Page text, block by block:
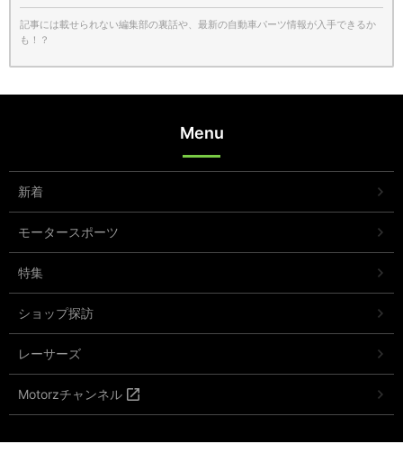
記事には載せられない編集部の裏話や、最新の自動車パーツ情報が入手できるか
も！？
Menu
新着
モータースポーツ
特集
ショップ探訪
レーサーズ
Motorzチャンネル